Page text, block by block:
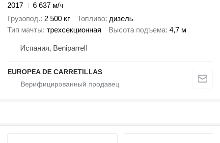
2017
6 637 м/ч
Грузопод. 2 500 кг Топливо дизель
Тип мачты трехсекционная Высота подъема 4,7 м
Испания, Beniparrell
EUROPEA DE CARRETILLAS